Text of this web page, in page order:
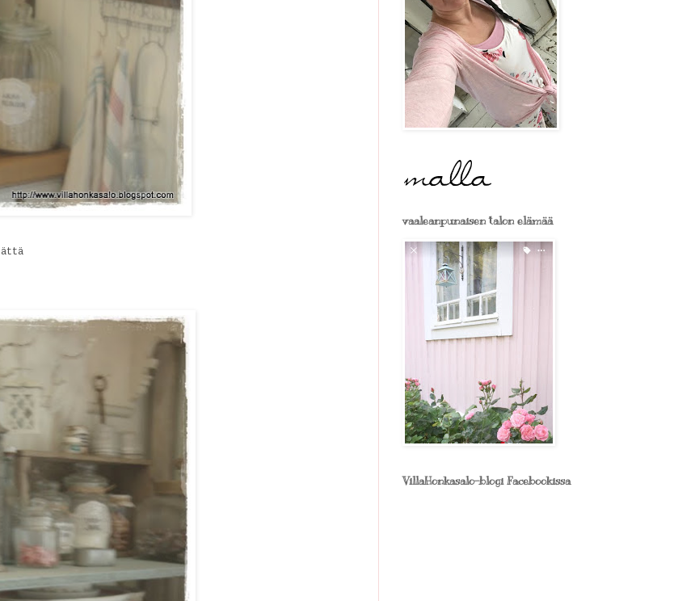
vaaleanpunaisen talon elämää
VillaHonkasalo-blogi Facebookissa